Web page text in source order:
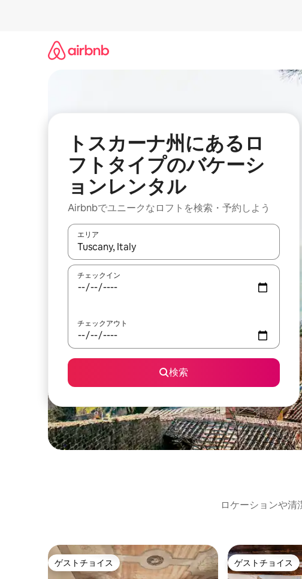
トスカーナ州にあるロ
フトタイプのバケーシ
ョンレンタル
Airbnbでユニークなロフトを検索・予約しよう
エリア
検索結果が表示されたら、上下の矢印キーを使って移動す
チェックイン
チェックアウト
検索
ロケーションや
ゲストチョイス
ゲストチョイス ゲストチョイス
ゲストチョイス